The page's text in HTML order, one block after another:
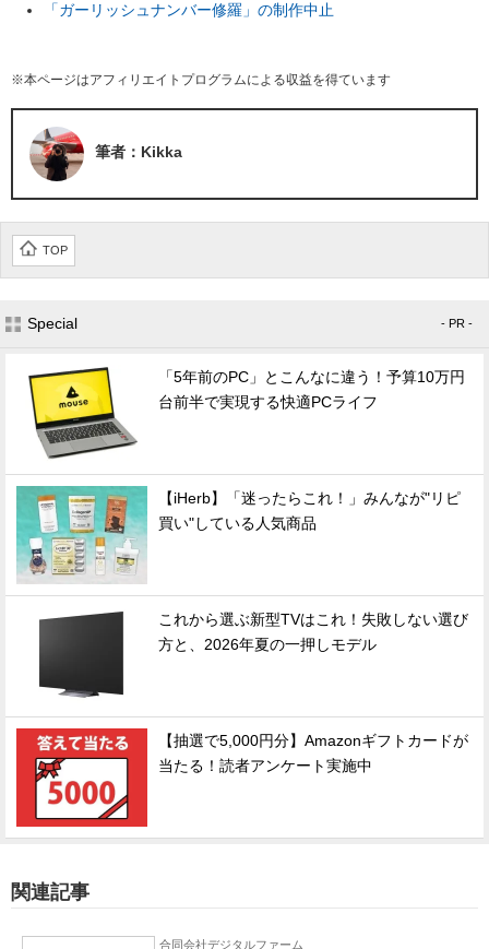
「ガーリッシュナンバー修羅」の制作中止
※本ページはアフィリエイトプログラムによる収益を得ています
筆者：Kikka
TOP
Special - PR -
「5年前のPC」とこんなに違う！予算10万円
台前半で実現する快適PCライフ
【iHerb】「迷ったらこれ！」みんなが"リピ
買い"している人気商品
これから選ぶ新型TVはこれ！失敗しない選び
方と、2026年夏の一押しモデル
【抽選で5,000円分】Amazonギフトカードが
当たる！読者アンケート実施中
関連記事
合同会社デジタルファーム